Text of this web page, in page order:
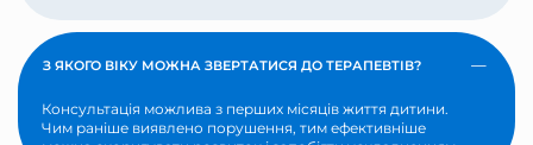
З ЯКОГО ВІКУ МОЖНА ЗВЕРТАТИСЯ ДО ТЕРАПЕВТІВ?
Консультація можлива з перших місяців життя дитини.
Чим раніше виявлено порушення, тим ефективніше